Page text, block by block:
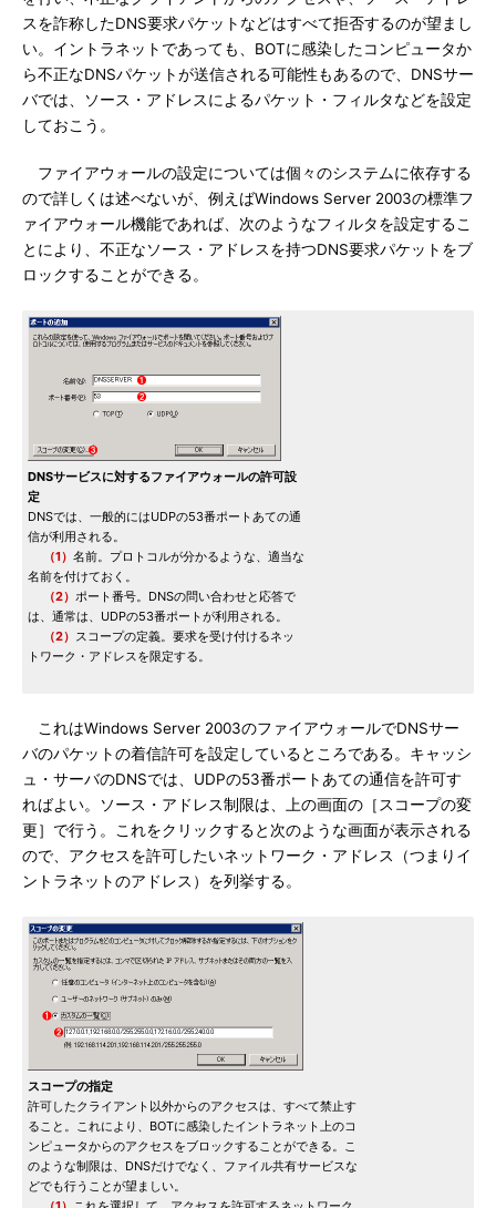
スを詐称したDNS要求パケットなどはすべて拒否するのが望まし
い。イントラネットであっても、BOTに感染したコンピュータか
ら不正なDNSパケットが送信される可能性もあるので、DNSサー
バでは、ソース・アドレスによるパケット・フィルタなどを設定
しておこう。
ファイアウォールの設定については個々のシステムに依存する
ので詳しくは述べないが、例えばWindows Server 2003の標準フ
ァイアウォール機能であれば、次のようなフィルタを設定するこ
とにより、不正なソース・アドレスを持つDNS要求パケットをブ
ロックすることができる。
DNSサービスに対するファイアウォールの許可設
定
DNSでは、一般的にはUDPの53番ポートあての通
信が利用される。
（1） 名前。プロトコルが分かるような、適当な
名前を付けておく。
（2） ポート番号。DNSの問い合わせと応答で
は、通常は、UDPの53番ポートが利用される。
（2） スコープの定義。要求を受け付けるネッ
トワーク・アドレスを限定する。
これはWindows Server 2003のファイアウォールでDNSサー
バのパケットの着信許可を設定しているところである。キャッシ
ュ・サーバのDNSでは、UDPの53番ポートあての通信を許可す
ればよい。ソース・アドレス制限は、上の画面の［スコープの変
更］で行う。これをクリックすると次のような画面が表示される
ので、アクセスを許可したいネットワーク・アドレス（つまりイ
ントラネットのアドレス）を列挙する。
スコープの指定
許可したクライアント以外からのアクセスは、すべて禁止す
ること。これにより、BOTに感染したイントラネット上のコ
ンピュータからのアクセスをブロックすることができる。こ
のような制限は、DNSだけでなく、ファイル共有サービスな
どでも行うことが望ましい。